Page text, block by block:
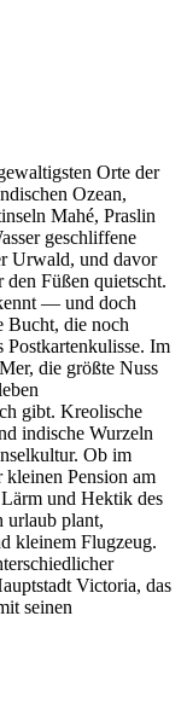
Orte der
Ozean,
Mahé, Praslin
geschliffene
Urwald, und davor
den Füßen quietscht.
— und doch
Bucht, die noch
Postkartenkulisse. Im
die größte Nuss
gibt. Kreolische
indische Wurzeln
Ob im
Pension am
und Hektik des
urlaub plant,
kleinem Flugzeug.
Victoria, das
seinen